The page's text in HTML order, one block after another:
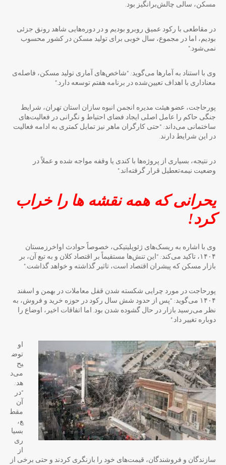
مسکن، سالی چالش‌برانگیز بود.
در مقاطعی با رکود عمیق روبرو بودیم و در دوره‌هایی شاهد رونق جزئی
بودیم، اما در مجموع، سال خوبی برای تولید مسکن در کشور محسوب
نمی‌شود.”
وی با استناد به آمارها می‌گوید: “شاخص‌های آماری تولید مسکن، فاصله‌ی
معناداری با اهداف تعیین‌شده در برنامه هفتم توسعه دارد.”
پورحاجت، عضو هیئت مدیره انجمن انبوه سازان استان تهران، شرایط
جنگی حاکم را عامل اصلی ایجاد فضای احتیاط و نگرانی در فعالیت‌های
ساختمانی می‌داند: “حتی کارگران ماهر نیز تمایل کمتری به ادامه فعالیت
در این شرایط دارند.
در نتیجه، بسیاری از پروژه‌ها با کندی یا وقفه مواجه شده و عملاً در
وضعیت نیمه‌تعطیل قرار گرفته‌اند.”
یحرانی که همه نقشه ها را خراب
کرد!
وی با اشاره به ریسک‌های ژئوپلیتیکی، خصوصاً حوادث اواخرزمستان
۱۴۰۴، تاکید می‌کند: “این تنش‌ها مستقیماً بر اقتصاد کلان و به تبع آن، بر
بازار مسکن که پیشران اقتصاد است، تاثیر گذاشته و خواهد گذاشت.”
پورحاجت در مورد چرایی شکسته شدن قفل معاملات در بهمن و اسفند
۱۴۰۴ می‌گوید: “پس از حدود شش سال رکود در حوزه خرید و فروش، به
نظر می‌رسید بازار در حال گشوده شدن بود. اما اتفاقات اخیر، اوضاع را
دوباره تغییر داد.”
او
توض
یح
می‌د
هد:
“در
آن
مقط
ع،
بسیا
ری
از
سازندگان و فروشندگان، قیمت‌های خود را بازنگری کردند و حتی برخی از